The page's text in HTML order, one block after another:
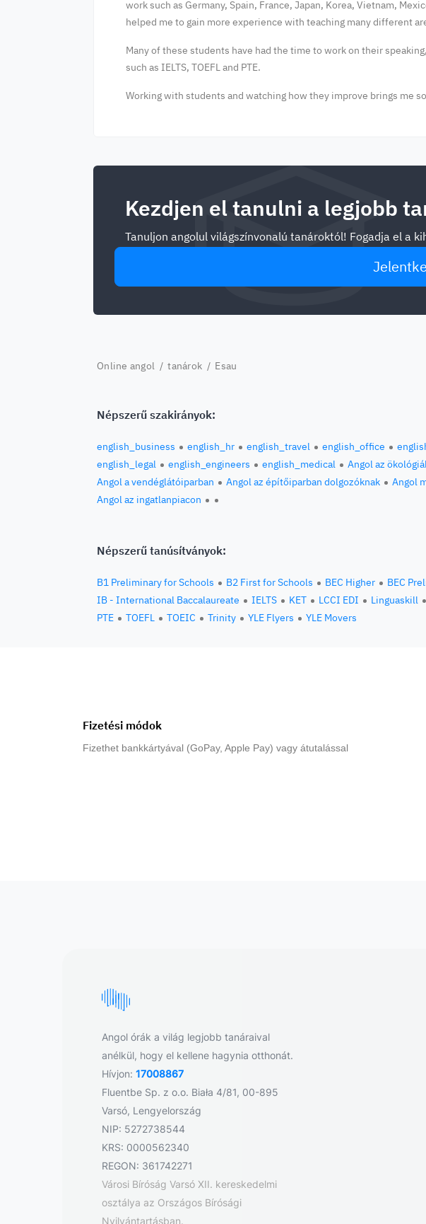
work such as Germany, Spain, France, Japan, Korea, Vietnam,
helped me to gain more experience with teaching many different
Many of these students have had the time to work on their
such as IELTS, TOEFL and PTE.
Working with students and watching how they improve brings me
Kezdjen el tanulni a legjobb
Tanuljon angolul világszínvonalú tanároktól! Fogadja el a
Online angol /tanárok / Esau
Népszerű szakirányok:
english_business english_hr english_travel english_office
english_legal
english_engineers english_medical Angol az
Angol a vendéglátóiparban
Angol az építőiparban dolgozóknak Angol
Angol az ingatlanpiacon
Népszerű tanúsítványok:
B1 Preliminary for Schools B2 First for Schools BEC Higher BEC
IB - International Baccalaureate
IELTS KET LCCI EDI Linguaskill
PTE
TOEFL TOEIC Trinity YLE Flyers YLE Movers
Fizetési módok
Fizethet bankkártyával (GoPay, Apple Pay) vagy átutalással
Angol órák a világ legjobb tanáraival
anélkül, hogy el kellene hagynia otthonát.
Hívjon: 17008867
Fluentbe Sp. z o.o. Biała 4/81, 00-895
Varsó, Lengyelország
NIP: 5272738544
KRS: 0000562340
REGON: 361742271
Városi Bíróság Varsó XII. kereskedelmi
osztálya az Országos Bírósági
Nyilvántartásban.